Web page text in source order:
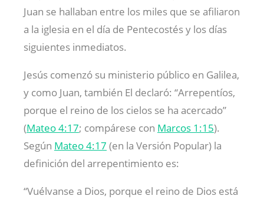
Juan se hallaban entre los miles que se afiliaron
a la iglesia en el día de Pentecostés y los días
siguientes inmediatos.
Jesús comenzó su ministerio público en Galilea,
y como Juan, también El declaró: “Arrepentíos,
porque el reino de los cielos se ha acercado”
(Mateo 4:17; compárese con Marcos 1:15).
Según Mateo 4:17 (en la Versión Popular) la
definición del arrepentimiento es:
“Vuélvanse a Dios, porque el reino de Dios está